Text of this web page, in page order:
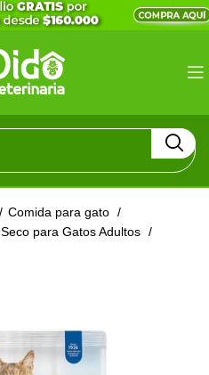
Comida para gato
para Gatos Adultos